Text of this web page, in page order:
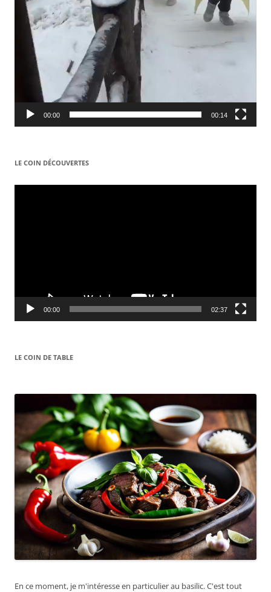
00:00 00:14
LE COIN DÉCOUVERTES
Video
00:00 02:37
LE COIN DE TABLE
En ce moment, je m'intéresse en particulier au basilic. C'est tout